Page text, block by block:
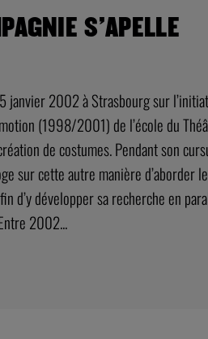
S’APELLE
janvier 2002 à Strasbourg sur
(1998/2001) de l’école du
de costumes. Pendant son
sur cette autre manière d’aborder
d’y développer sa recherche en
2002...